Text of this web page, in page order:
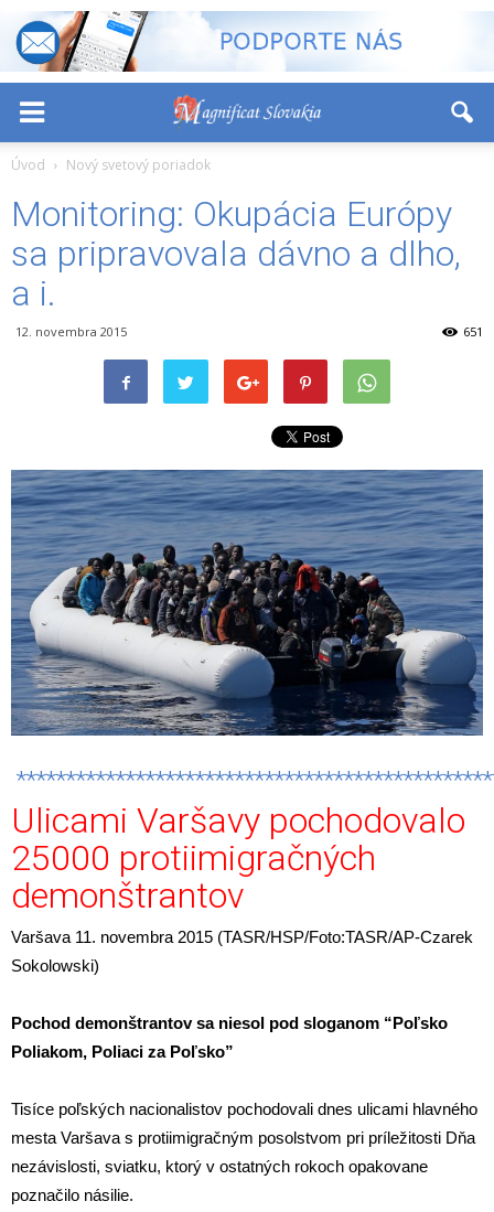
Úvod Nový svetový poriadok
Monitoring: Okupácia Európy
sa pripravovala dávno a dlho,
a i.
12. novembra 2015 651
Ulicami Varšavy pochodovalo
25000 protiimigračných
demonštrantov
Varšava 11. novembra 2015 (TASR/HSP/Foto:TASR/AP-Czarek
Sokolowski)
Pochod demonštrantov sa niesol pod sloganom “Poľsko
Poliakom, Poliaci za Poľsko”
Tisíce poľských nacionalistov pochodovali dnes ulicami hlavného
mesta Varšava s protiimigračným posolstvom pri príležitosti Dňa
nezávislosti, sviatku, ktorý v ostatných rokoch opakovane
poznačilo násilie.
+